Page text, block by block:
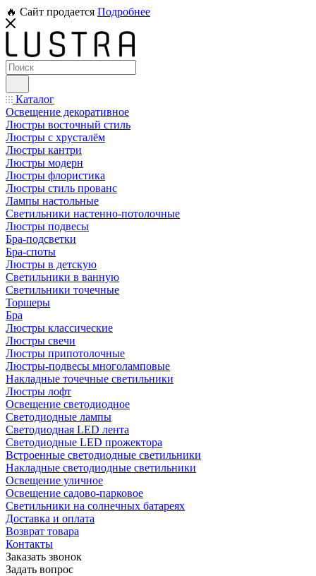
🔥 Сайт продается Подробнее
Каталог
Освещение декоративное
Люстры восточный стиль
Люстры с хрусталём
Люстры кантри
Люстры модерн
Люстры флористика
Люстры стиль прованс
Лампы настольные
Светильники настенно-потолочные
Люстры подвесы
Бра-подсветки
Бра-споты
Люстры в детскую
Светильники в ванную
Светильники точечные
Торшеры
Бра
Люстры классические
Люстры свечи
Люстры припотолочные
Люстры-подвесы многоламповые
Накладные точечные светильники
Люстры лофт
Освещение светодиодное
Светодиодные лампы
Светодиодная LED лента
Светодиодные LED прожектора
Встроенные светодиодные светильники
Накладные светодиодные светильники
Освещение уличное
Освещение садово-парковое
Светильники на солнечных батареях
Доставка и оплата
Возврат товара
Контакты
Заказать звонок
Задать вопрос